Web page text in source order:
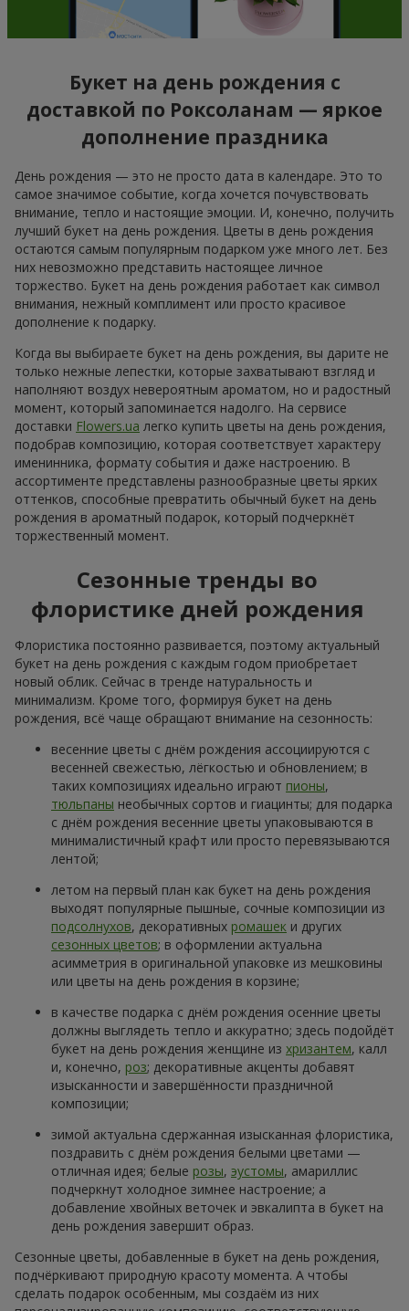
Букет на день рождения с
доставкой по Роксоланам — яркое
дополнение праздника
День рождения — это не просто дата в календаре. Это то
самое значимое событие, когда хочется почувствовать
внимание, тепло и настоящие эмоции. И, конечно, получить
лучший букет на день рождения. Цветы в день рождения
остаются самым популярным подарком уже много лет. Без
них невозможно представить настоящее личное
торжество. Букет на день рождения работает как символ
внимания, нежный комплимент или просто красивое
дополнение к подарку.
Когда вы выбираете букет на день рождения, вы дарите не
только нежные лепестки, которые захватывают взгляд и
наполняют воздух невероятным ароматом, но и радостный
момент, который запоминается надолго. На сервисе
доставки Flowers.ua легко купить цветы на день рождения,
подобрав композицию, которая соответствует характеру
именинника, формату события и даже настроению. В
ассортименте представлены разнообразные цветы ярких
оттенков, способные превратить обычный букет на день
рождения в ароматный подарок, который подчеркнёт
торжественный момент.
Сезонные тренды во
флористике дней рождения
Флористика постоянно развивается, поэтому актуальный
букет на день рождения с каждым годом приобретает
новый облик. Сейчас в тренде натуральность и
минимализм. Кроме того, формируя букет на день
рождения, всё чаще обращают внимание на сезонность:
весенние цветы с днём рождения ассоциируются с
весенней свежестью, лёгкостью и обновлением; в
таких композициях идеально играют пионы,
тюльпаны необычных сортов и гиацинты; для подарка
с днём рождения весенние цветы упаковываются в
минималистичный крафт или просто перевязываются
лентой;
летом на первый план как букет на день рождения
выходят популярные пышные, сочные композиции из
подсолнухов, декоративных ромашек и других
сезонных цветов; в оформлении актуальна
асимметрия в оригинальной упаковке из мешковины
или цветы на день рождения в корзине;
в качестве подарка с днём рождения осенние цветы
должны выглядеть тепло и аккуратно; здесь подойдёт
букет на день рождения женщине из хризантем, калл
и, конечно, роз; декоративные акценты добавят
изысканности и завершённости праздничной
композиции;
зимой актуальна сдержанная изысканная флористика,
поздравить с днём рождения белыми цветами —
отличная идея; белые розы, эустомы, амариллис
подчеркнут холодное зимнее настроение; а
добавление хвойных веточек и эвкалипта в букет на
день рождения завершит образ.
Сезонные цветы, добавленные в букет на день рождения,
подчёркивают природную красоту момента. А чтобы
сделать подарок особенным, мы создаём из них